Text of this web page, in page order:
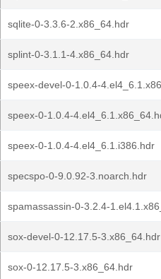
sqlite-0-3.3.6-2.x86_64.hdr
splint-0-3.1.1-4.x86_64.hdr
speex-devel-0-1.0.4-
speex-0-1.0.4-
speex-0-1.0.4-4.el4_6.1.i386.hdr
specspo-0-9.0.92-3.noarch.hdr
spamassassin-0-3.2.4-
sox-devel-0-12.17.5-3.x86_64.hdr
sox-0-12.17.5-3.x86_64.hdr